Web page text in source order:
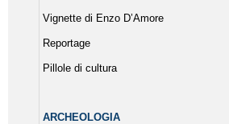
Vignette di Enzo D’Amore
Reportage
Pillole di cultura
ARCHEOLOGIA